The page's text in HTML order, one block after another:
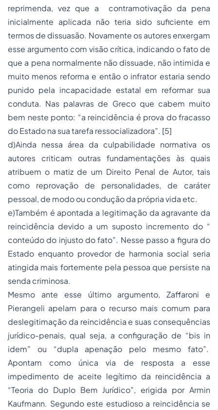
reprimenda, vez que a contramotivação da pena
inicialmente aplicada não teria sido suficiente em
termos de dissuasão. Novamente os autores enxergam
esse argumento com visão crítica, indicando o fato de
que a pena normalmente não dissuade, não intimida e
muito menos reforma e então o infrator estaria sendo
punido pela incapacidade estatal em reformar sua
conduta. Nas palavras de Greco que cabem muito
bem neste ponto: “a reincidência é prova do fracasso
do Estado na sua tarefa ressocializadora”. [5]
d)Ainda nessa área da culpabilidade normativa os
autores criticam outras fundamentações às quais
atribuem o matiz de um Direito Penal de Autor, tais
como reprovação de personalidades, de caráter
pessoal, de modo ou condução da própria vida etc.
e)Também é apontada a legitimação da agravante da
reincidência devido a um suposto incremento do “
conteúdo do injusto do fato”. Nesse passo a figura do
Estado enquanto provedor de harmonia social seria
atingida mais fortemente pela pessoa que persiste na
senda criminosa.
Mesmo ante esse último argumento, Zaffaroni e
Pierangeli apelam para o recurso mais comum para
deslegitimação da reincidência e suas consequências
jurídico-penais, qual seja, a configuração de “bis in
idem” ou “dupla apenação pelo mesmo fato”.
Apontam como única via de resposta a esse
impedimento de aceite legítimo da reincidência a
“Teoria do Duplo Bem Jurídico”, erigida por Armin
Kaufmann. Segundo este estudioso a reincidência se